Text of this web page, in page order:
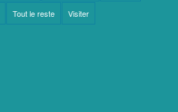
Tout le reste Visiter